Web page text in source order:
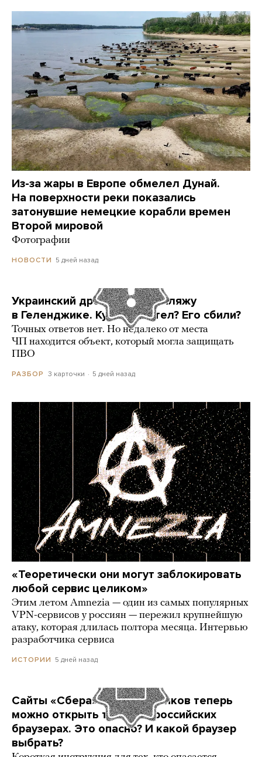
Из-за жары в Европе обмелел Дунай.
На поверхности реки показались
затонувшие немецкие корабли времен
Второй мировой
Фотографии
НОВОСТИ 5 дней назад
Украинский дрон попал по пляжу
в Геленджике. Куда он летел? Его сбили?
Точных ответов нет. Но недалеко от места
ЧП находится объект, который могла защищать
ПВО
РАЗБОР 3 карточки 5 дней назад
«Теоретически они могут заблокировать
любой сервис целиком»
Этим летом Amnezia — один из самых популярных
VPN-сервисов у россиян — пережил крупнейшую
атаку, которая длилась полтора месяца. Интервью
разработчика сервиса
ИСТОРИИ 5 дней назад
Сайты «Сбера» и других банков теперь
можно открыть только в российских
браузерах. Это опасно? И какой браузер
выбрать?